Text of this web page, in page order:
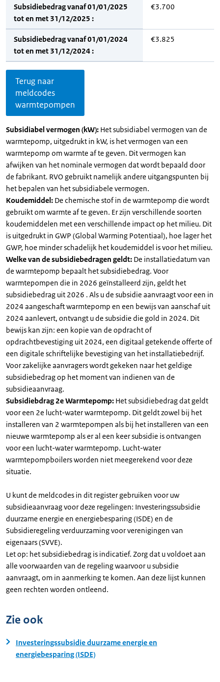
Subsidiebedrag vanaf 01/01/2025
tot en met 31/12/2025 :
€3.700
Subsidiebedrag vanaf 01/01/2024
tot en met 31/12/2024 :
€3.825
Terug naar
meldcodes
warmtepompen
Subsidiabel vermogen (kW): Het subsidiabel vermogen van de
warmtepomp, uitgedrukt in kW, is het vermogen van een
warmtepomp om warmte af te geven. Dit vermogen kan
afwijken van het nominale vermogen dat wordt bepaald door
de fabrikant. RVO gebruikt namelijk andere uitgangspunten bij
het bepalen van het subsidiabele vermogen.
Koudemiddel: De chemische stof in de warmtepomp die wordt
gebruikt om warmte af te geven. Er zijn verschillende soorten
koudemiddelen met een verschillende impact op het milieu. Dit
is uitgedrukt in GWP (Global Warming Potentiaal), hoe lager het
GWP, hoe minder schadelijk het koudemiddel is voor het milieu.
Welke van de subsidiebedragen geldt: De installatiedatum van
de warmtepomp bepaalt het subsidiebedrag. Voor
warmtepompen die in 2026 geïnstalleerd zijn, geldt het
subsidiebedrag uit 2026 . Als u de subsidie aanvraagt voor een in
2024 aangeschaft warmtepomp en een bewijs van aanschaf uit
2024 aanlevert, ontvangt u de subsidie die gold in 2024. Dit
bewijs kan zijn: een kopie van de opdracht of
opdrachtbevestiging uit 2024, een digitaal getekende offerte of
een digitale schriftelijke bevestiging van het installatiebedrijf.
Voor zakelijke aanvragers wordt gekeken naar het geldige
subsidiebedrag op het moment van indienen van de
subsidieaanvraag.
Subsidiebdrag 2e Warmtepomp: Het subsidiebedrag dat geldt
voor een 2e lucht-water warmtepomp. Dit geldt zowel bij het
installeren van 2 warmtepompen als bij het installeren van een
nieuwe warmtepomp als er al een keer subsidie is ontvangen
voor een lucht-water warmtepomp. Lucht-water
warmtepompboilers worden niet meegerekend voor deze
situatie.
U kunt de meldcodes in dit register gebruiken voor uw
subsidieaanvraag voor deze regelingen: Investeringssubsidie
duurzame energie en energiebesparing (ISDE) en de
Subsidieregeling verduurzaming voor verenigingen van
eigenaars (SVVE).
Let op: het subsidiebedrag is indicatief. Zorg dat u voldoet aan
alle voorwaarden van de regeling waarvoor u subsidie
aanvraagt, om in aanmerking te komen. Aan deze lijst kunnen
geen rechten worden ontleend.
Zie ook
Investeringssubsidie duurzame energie en
energiebesparing (ISDE)